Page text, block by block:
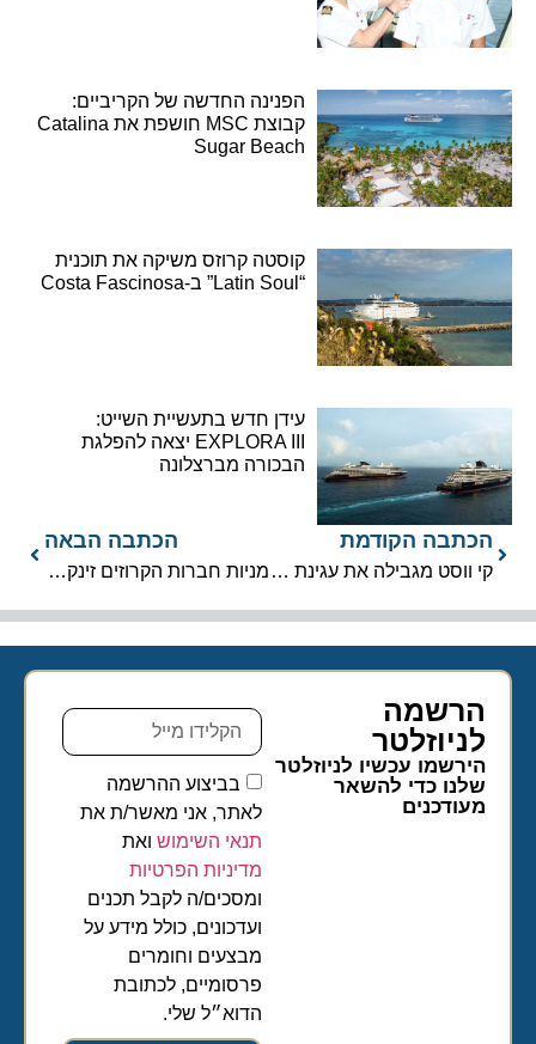
הפנינה החדשה של הקריביים:
קבוצת MSC חושפת את Catalina
Sugar Beach
קוסטה קרוזס משיקה את תוכנית
“Latin Soul” ב-Costa Fascinosa
עידן חדש בתעשיית השייט:
EXPLORA III יצאה להפלגת
הבכורה מברצלונה
הכתבה הקודמת
קי ווסט מגבילה את עגינת אוניות הקרוזים
הכתבה הבאה
מניות חברות הקרוזים זינקו ב-30%-20%
הרשמה
לניוזלטר​
הירשמו עכשיו לניוזלטר
שלנו כדי להשאר
מעודכנים
בביצוע ההרשמה
לאתר, אני מאשר/ת את
תנאי השימושואת
מדיניות הפרטיות
ומסכים/ה לקבל תכנים
ועדכונים, כולל מידע על
מבצעים וחומרים
פרסומיים, לכתובת
הדוא״ל שלי.